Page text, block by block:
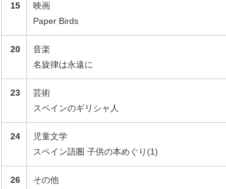
15
映画
Paper Birds
20
音楽
名旋律は永遠に
23
芸術
スペインのギリシャ人
24
児童文学
スペイン語圏 子供の本めぐり(1)
26
その他